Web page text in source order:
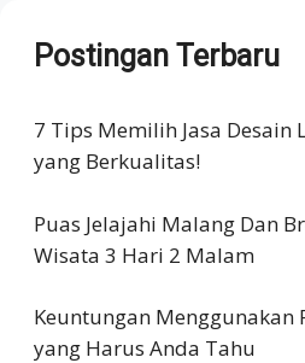
Postingan Terbaru
7 Tips Memilih Jasa Desain
yang Berkualitas!
Puas Jelajahi Malang Dan
Wisata 3 Hari 2 Malam
Keuntungan Menggunakan
yang Harus Anda Tahu